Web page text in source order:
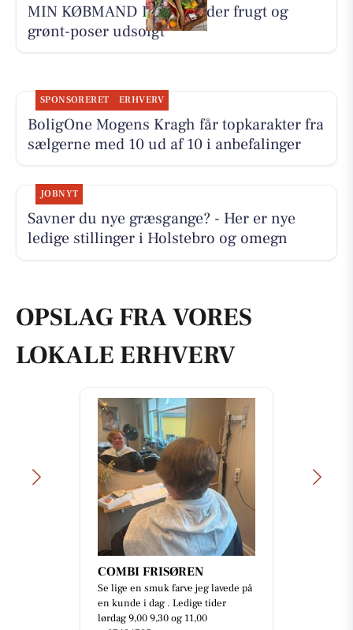
MIN KØBMAND I ASP melder frugt og
grønt-poser udsolgt
SPONSORERET ERHVERV
BoligOne Mogens Kragh får topkarakter fra
sælgerne med 10 ud af 10 i anbefalinger
JOBNYT
Savner du nye græsgange? - Her er nye
ledige stillinger i Holstebro og omegn
OPSLAG FRA VORES
LOKALE ERHVERV
Mejrup Kultur- og
Fritidscenter
🥳🎅🏻 JULEFROKOST 2026 🎄🎉
Skal I med til årets fest? 🤩 Der er